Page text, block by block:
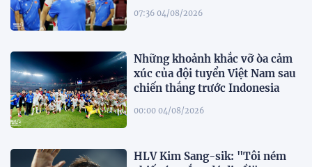
07:36 04/08/2026
Những khoảnh khắc vỡ òa cảm
xúc của đội tuyển Việt Nam sau
chiến thắng trước Indonesia
00:00 04/08/2026
HLV Kim Sang-sik: "Tôi ném